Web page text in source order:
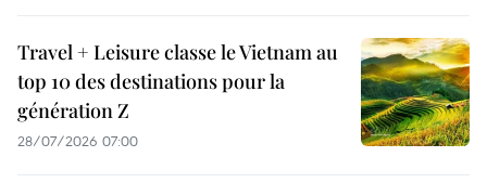
Travel + Leisure classe le Vietnam au
top 10 des destinations pour la
génération Z
28/07/2026 07:00